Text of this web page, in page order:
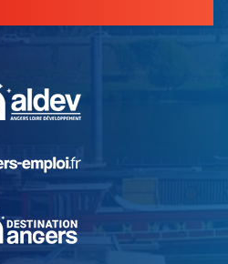
, Ouvre une nouvelle